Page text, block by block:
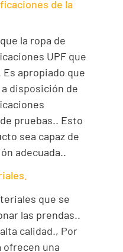
de la
la ropa de
UPF que
apropiado que
disposición de
pruebas.. Esto
sea capaz de
adecuada..
que se
las prendas..
calidad., Por
ofrecen una